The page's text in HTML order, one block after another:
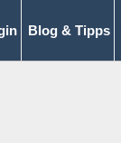
Blog & Tipps